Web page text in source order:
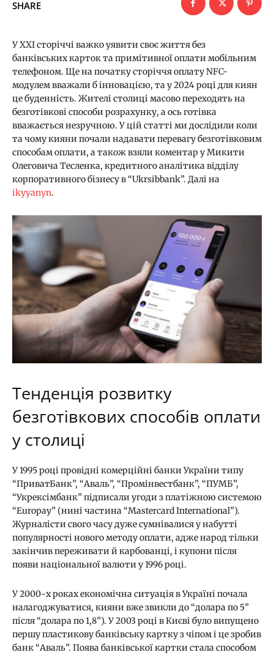
SHARE
У ХХІ сторіччі важко уявити своє життя без
банківських карток та примітивної оплати мобільним
телефоном. Ще на початку сторіччя оплату NFC-
модулем вважали б інновацією, та у 2024 році для киян
це буденність. Жителі столиці масово переходять на
безготівкові способи розрахунку, а ось готівка
вважається незручною. У цій статті ми дослідили коли
та чому кияни почали надавати перевагу безготівковим
способам оплати, а також взяли коментар у Микити
Олеговича Тесленка, кредитного аналітика відділу
корпоративного бізнесу в “Ukrsibbank”. Далі на
ikyyanyn.
Тенденція розвитку
безготівкових способів оплати
у столиці
У 1995 році провідні комерційні банки України типу
“ПриватБанк”, “Аваль”, “Промінвестбанк”, “ПУМБ”,
“Укрексімбанк” підписали угоди з платіжною системою
“Europay” (нині частина “Mastercard International”).
Журналісти свого часу дуже сумнівалися у набутті
популярності нового методу оплати, адже народ тільки
закінчив переживати й карбованці, і купони після
появи національної валюти у 1996 році.
У 2000-х роках економічна ситуація в Україні почала
налагоджуватися, кияни вже звикли до “долара по 5”
після “долара по 1,8”). У 2003 році в Києві було випущено
першу пластикову банківську картку з чіпом і це зробив
банк “Аваль”. Поява банківської картки стала способом